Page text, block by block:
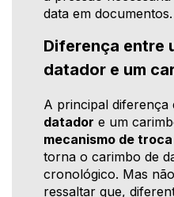
data em documentos.
Diferença entre
datador e um
A principal diferença
datador e um
mecanismo de
torna o carimbo de
cronológico. Mas
ressaltar que,